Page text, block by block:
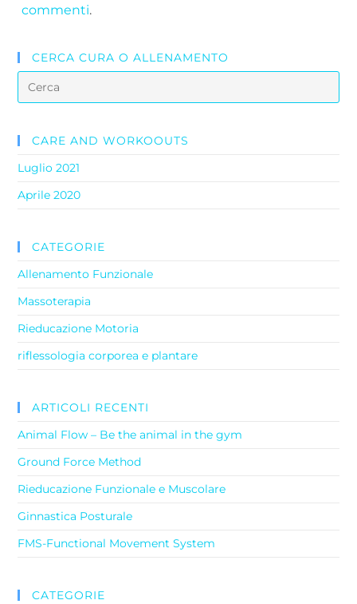
commenti.
CERCA CURA O ALLENAMENTO
CARE AND WORKOOUTS
Luglio 2021
Aprile 2020
CATEGORIE
Allenamento Funzionale
Massoterapia
Rieducazione Motoria
riflessologia corporea e plantare
ARTICOLI RECENTI
Animal Flow – Be the animal in the gym
Ground Force Method
Rieducazione Funzionale e Muscolare
Ginnastica Posturale
FMS-Functional Movement System
CATEGORIE